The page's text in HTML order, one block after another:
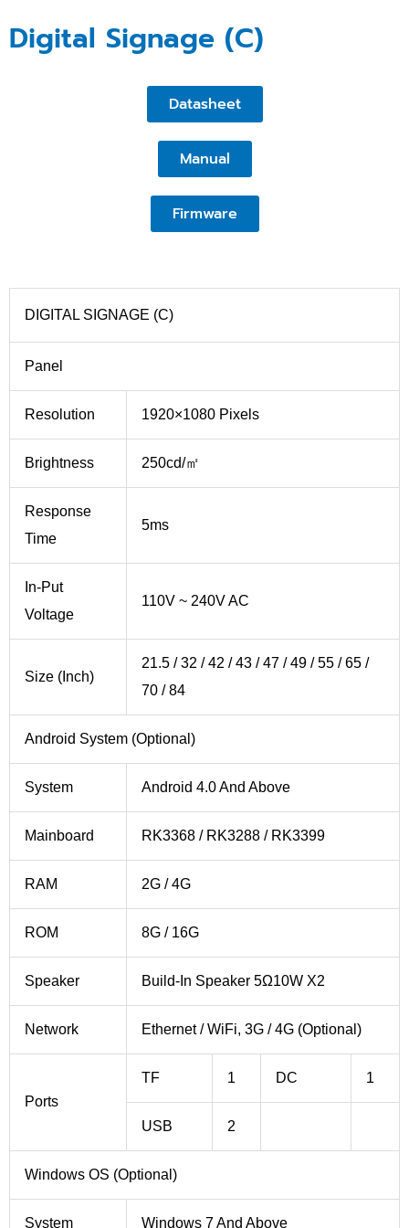
Digital Signage (C)
Datasheet
Manual
Firmware
DIGITAL SIGNAGE (C)
Panel
Resolution 1920×1080 Pixels
Brightness 250cd/㎡
Response
Time
5ms
In-Put
Voltage
110V ~ 240V AC
Size (Inch)
21.5 / 32 / 42 / 43 / 47 / 49 / 55 / 65 /
70 / 84
Android System (Optional)
System Android 4.0 And Above
Mainboard RK3368 / RK3288 / RK3399
RAM 2G / 4G
ROM 8G / 16G
Speaker Build-In Speaker 5Ω10W X2
Network Ethernet / WiFi, 3G / 4G (Optional)
Ports
TF 1 DC 1
USB 2
Windows OS (Optional)
System Windows 7 And Above